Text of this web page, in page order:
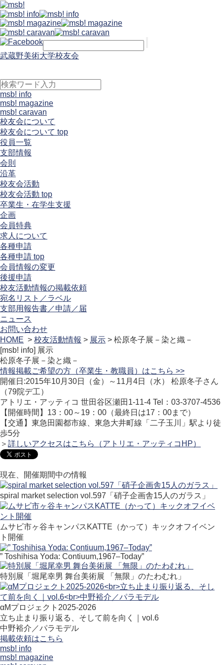
武蔵野美術大学校友会
msb! info
msb! magazine
msb! caravan
校友会について
校友会について top
役員一覧
支部情報
会則
沿革
校友会活動
校友会活動 top
卒業生・在学生支援
企画
会員特典
求人について
各種申請
各種申請 top
会員情報の変更
後援申請
校友活動情報の掲載依頼
宛名リスト／ラベル
支部用報告書／申請／届
ニュース
お問い合わせ
HOME > 校友活動情報 > 展示 > 松原冬子展－染と織－
[msb! info] 展示
松原冬子展－染と織－
情報掲載ご希望の方（卒業生・教職員）はこちら >>
開催日:2015年10月30日（金）～11月4日（水） 松原冬子さん
（79院デ工）
アトリエ・アッティコ 世田谷区瀬田1-11-4 Tel：03-3707-4536
【開催時間】13：00～19：00（最終日は17：00まで）
【交通】東急田園都市線、東急大井町線「二子玉川」駅より徒
歩5分
＞ 詳しいアクセスはこちら（アトリエ・アッティコHP）
現在、開催期間中の情報
spiral market selection vol.597「硝子企画舎15人のガラス」
ムサビ市ヶ谷キャンパスKATTE（かって）キックオフイベン
ト開催
” Toshihisa Yoda: Contiuum,1967–Today”
特別展「堀尾幸男 舞台美術展 「無限」のたわむれ」
αMプロジェクト2025-2026
立ち止まり振り返る、そして前を向く｜vol.6
中野裕介／パラモデル
掲載依頼はこちら
msb! info
msb! magazine